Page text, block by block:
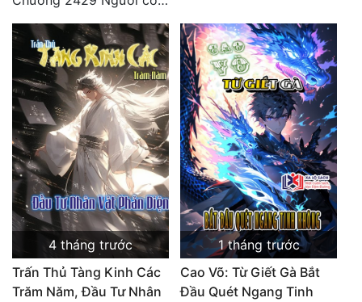
4 tháng trước
Trấn Thủ Tàng Kinh Các
Trăm Năm, Đầu Tư Nhân
1 tháng trước
Cao Võ: Từ Giết Gà Bắt
Đầu Quét Ngang Tinh